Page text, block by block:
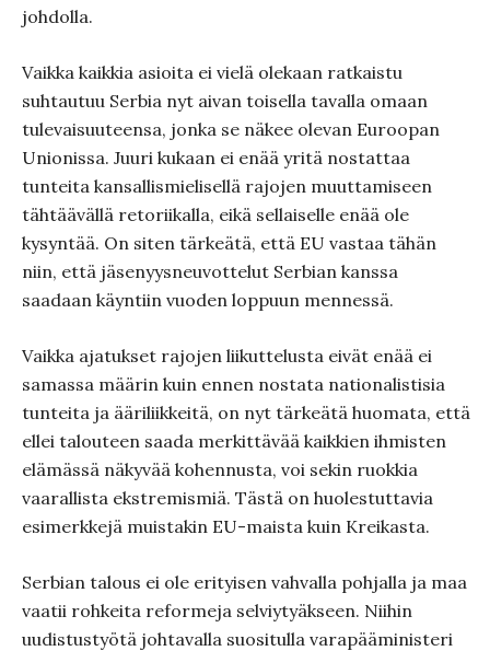
johdolla.
Vaikka kaikkia asioita ei vielä olekaan ratkaistu
suhtautuu Serbia nyt aivan toisella tavalla omaan
tulevaisuuteensa, jonka se näkee olevan Euroopan
Unionissa. Juuri kukaan ei enää yritä nostattaa
tunteita kansallismielisellä rajojen muuttamiseen
tähtäävällä retoriikalla, eikä sellaiselle enää ole
kysyntää. On siten tärkeätä, että EU vastaa tähän
niin, että jäsenyysneuvottelut Serbian kanssa
saadaan käyntiin vuoden loppuun mennessä.
Vaikka ajatukset rajojen liikuttelusta eivät enää ei
samassa määrin kuin ennen nostata nationalistisia
tunteita ja ääriliikkeitä, on nyt tärkeätä huomata, että
ellei talouteen saada merkittävää kaikkien ihmisten
elämässä näkyvää kohennusta, voi sekin ruokkia
vaarallista ekstremismiä. Tästä on huolestuttavia
esimerkkejä muistakin EU-maista kuin Kreikasta.
Serbian talous ei ole erityisen vahvalla pohjalla ja maa
vaatii rohkeita reformeja selviytyäkseen. Niihin
uudistustyötä johtavalla suositulla varapääministeri